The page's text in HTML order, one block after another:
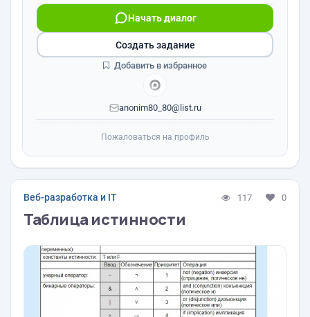
Начать диалог
anonim80_80@list.ru
Создать задание
Добавить в избранное
Пожаловаться на профиль
Веб-разработка и IT 117 0
Таблица истинности